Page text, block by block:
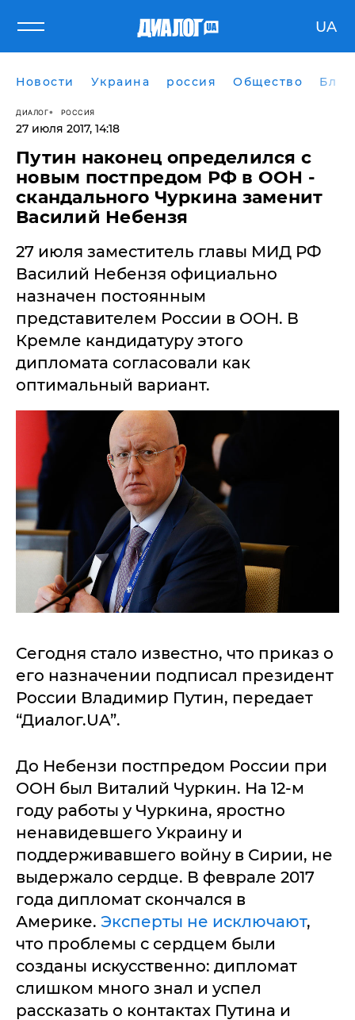
UA
Новости Украина россия Общество
ДИАЛОГ РОССИЯ
27 июля 2017, 14:18
​Путин наконец определился с
новым постпредом РФ в ООН -
скандального Чуркина заменит
Василий Небензя
27 июля заместитель главы МИД РФ
Василий Небензя официально
назначен постоянным
представителем России в ООН. В
Кремле кандидатуру этого
дипломата согласовали как
оптимальный вариант.
Сегодня стало известно, что приказ о
его назначении подписал президент
России Владимир Путин, передает
“Диалог.UA”.
До Небензи постпредом России при
ООН был Виталий Чуркин. На 12-м
году работы у Чуркина, яростно
ненавидевшего Украину и
поддерживавшего войну в Сирии, не
выдержало сердце. В феврале 2017
года дипломат скончался в
Америке. Эксперты не исключают,
что проблемы с сердцем были
созданы искусственно: дипломат
слишком много знал и успел
рассказать о контактах Путина и